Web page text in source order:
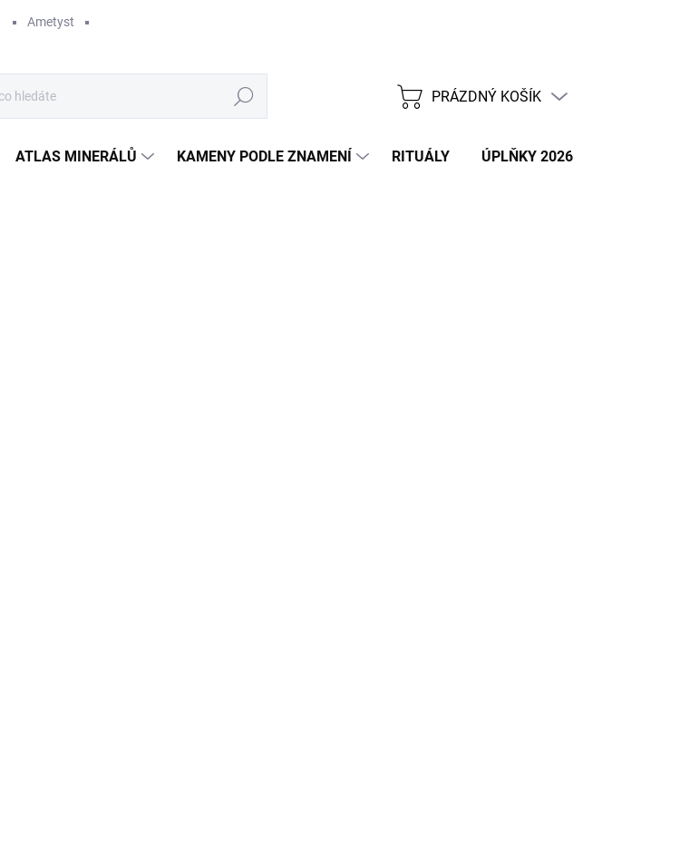
Ametyst
Hledat
NÁKUPNÍ
PRÁZDNÝ KOŠÍK
ATLAS MINERÁLŮ KAMENY PODLE ZNAMENÍ RITUÁLY ÚPLŇKY 2026